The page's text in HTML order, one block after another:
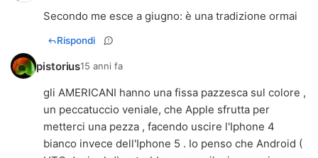
Secondo me esce a giugno: è una tradizione ormai
Rispondi
pistorius15 anni fa
gli AMERICANI hanno una fissa pazzesca sul colore ,
un peccatuccio veniale, che Apple sfrutta per
metterci una pezza , facendo uscire l'Iphone 4
bianco invece dell'Iphone 5 . Io penso che Android (